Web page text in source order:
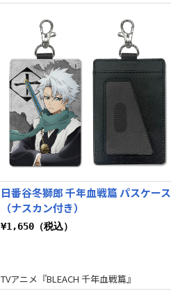
日番谷冬獅郎 千年血戦篇 パスケース
（ナスカン付き）
¥1,650（税込）
TVアニメ『BLEACH 千年血戦篇』